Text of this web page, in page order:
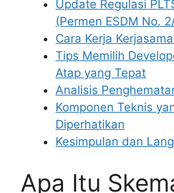
Update Regulasi
(Permen ESDM No.
Cara Kerja
Tips Memilih
Atap yang Tepat
Analisis
Komponen Teknis
Diperhatikan
Kesimpulan dan
Apa Itu